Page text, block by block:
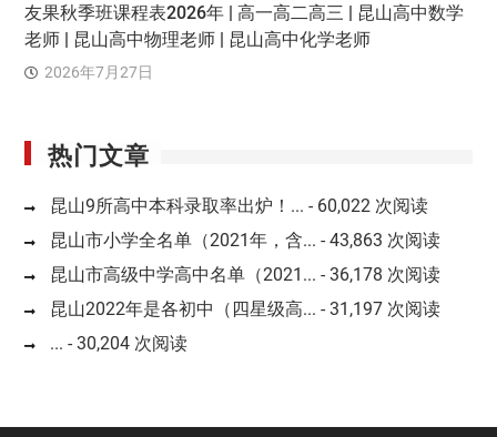
友果秋季班课程表2026年 | 高一高二高三 | 昆山高中数学
老师 | 昆山高中物理老师 | 昆山高中化学老师
2026年7月27日
热门文章
昆山9所高中本科录取率出炉！... - 60,022 次阅读
昆山市小学全名单（2021年，含... - 43,863 次阅读
昆山市高级中学高中名单（2021... - 36,178 次阅读
昆山2022年是各初中（四星级高... - 31,197 次阅读
... - 30,204 次阅读